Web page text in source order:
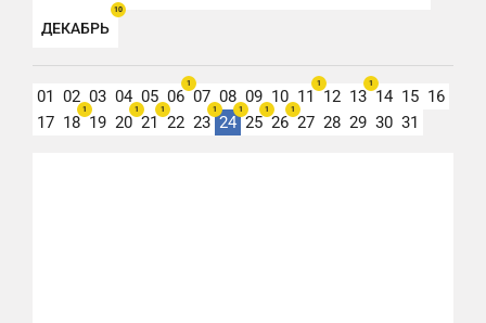
ДЕКАБРЬ
10
01 02 03 04 05 06
1
07 08 09 10 11
1
12 13
1
14 15 16
17 18
1
19 20
1
21
1
22 23
1
24
1
25
1
26
1
27 28 29 30 31